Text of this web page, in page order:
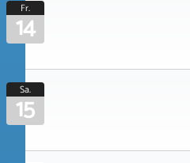
Fr.
14
Sa.
15